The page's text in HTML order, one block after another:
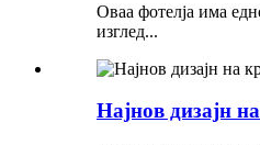
Оваа фотелја има
изглед...
Најнов дизајн